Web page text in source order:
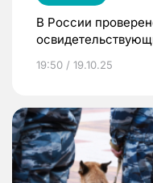
В России
19:50 / 19.10.25